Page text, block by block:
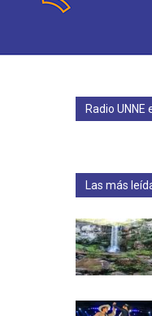
Radio UNNE
Las más